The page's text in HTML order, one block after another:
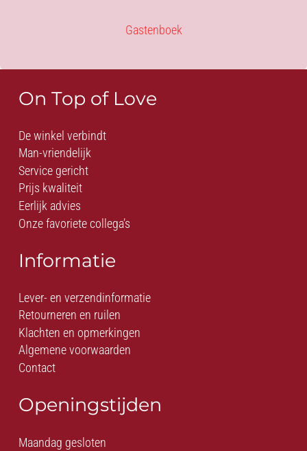
Gastenboek
On Top of Love
De winkel verbindt
Man-vriendelijk
Service gericht
Prijs kwaliteit
Eerlijk advies
Onze favoriete collega’s
Informatie
Lever- en verzendinformatie
Retourneren en ruilen
Klachten en opmerkingen
Algemene voorwaarden
Contact
Openingstijden
Maandag gesloten